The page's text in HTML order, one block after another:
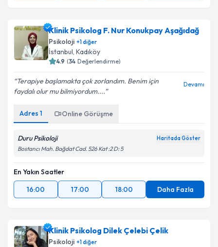
Klinik Psikolog F. Nur Konukpay Aşağıdağ
Psikoloji +1diğer
İstanbul, Kadıköy
4.9 (34 Değerlendirme)
Terapiye başlamakta çok zorlandım. Benim için
faydalı olur mu bilmiyordum....
Devamı
Adres 1 Online Görüşme
Duru Psikoloji Haritada Göster
Bostancı Mah. Bağdat Cad. 526 Kat :2 D: 5
En Yakın Saatler
16:00
17:00 18:00 Daha Fazla
Klinik Psikolog Dilek Çelebi Çelik
Psikoloji +1diğer